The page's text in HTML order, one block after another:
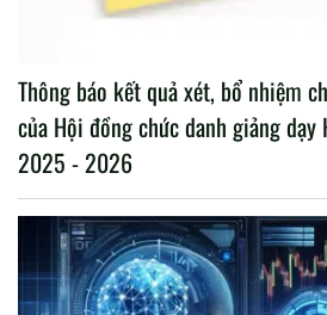
Thông báo kết quả xét, bổ nhiệm
của Hội đồng chức danh giảng dạy
2025 - 2026